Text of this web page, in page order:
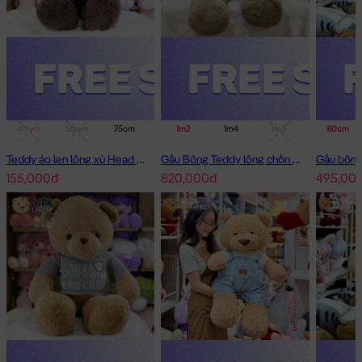
75cm 1m 1m4
Teddy áo len lông xù Head and Tales
155,000đ
1m2 1m4
Gấu Bông Teddy lông chồn cao cấp
820,000đ
80cm